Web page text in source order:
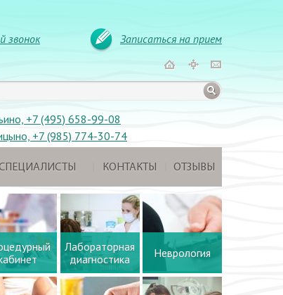
звонок Записаться на прием
+7 (495) 658-99-08
+7 (985) 774-30-74
КОНТАКТЫ ОТЗЫВЫ
Лабораторная
диагностика
Неврология